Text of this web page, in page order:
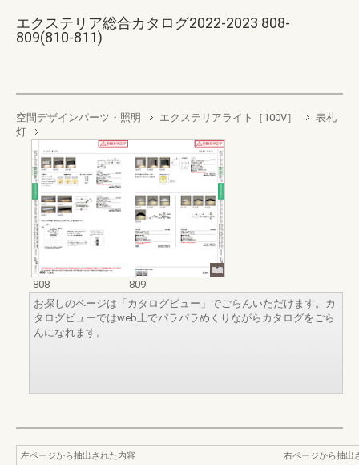
エクステリア総合カタログ2022-2023 808-
809(810-811)
空間デザインパーツ・照明 エクステリアライト［100V］
表札
灯
808
809
お探しのページは「カタログビュー」でごらんいただけます。カ
タログビューではweb上でパラパラめくりながらカタログをごら
んになれます。
左ページから抽出された内容
右ページから抽出